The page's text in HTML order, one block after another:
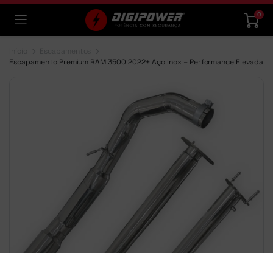
0
Escapamento Premium RAM 3500 2022+ Aço Inox – Performance Elevada